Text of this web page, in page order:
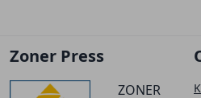
Zoner Press
ZONER